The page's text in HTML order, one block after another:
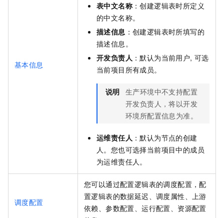
基本信息
表中文名称 ：创建逻辑表时所定义
的中文名称。
描述信息 ：创建逻辑表时所填写的
描述信息。
开发负责人 ：默认为当前用户, 可选
当前项目所有成员。
说明 生产环境中不支持配置
开发负责人，将以开发
环境所配置信息为准。
运维责任人 ：默认为节点的创建
人。您也可选择当前项目中的成员
为运维责任人。
调度配置
您可以通过配置逻辑表的调度配置，配
置逻辑表的数据延迟、调度属性、上游
依赖、参数配置、运行配置、资源配置